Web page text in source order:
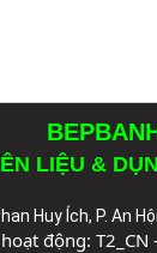
LIỆU &
Huy Ích, P. An
động: T2_CN